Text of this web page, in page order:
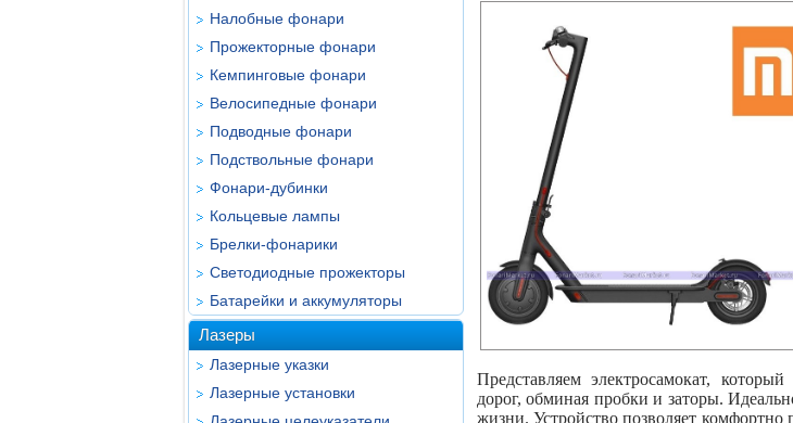
Налобные фонари
Прожекторные фонари
Кемпинговые фонари
Велосипедные фонари
Подводные фонари
Подствольные фонари
Фонари-дубинки
Кольцевые лампы
Брелки-фонарики
Светодиодные прожекторы
Батарейки и аккумуляторы
Лазеры
Лазерные указки
Лазерные установки
Представляем электросамокат,
дорог, обминая пробки и заторы.
жизни. Устройство позволяет комфортно